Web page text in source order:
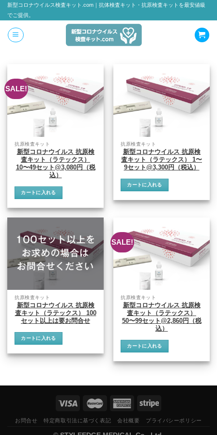
Skip
to
content
新型コロナウイルス検査キット.com｜抗体検査キット・抗原検査キットを最安値級
でご提供。
SALE!
抗原検査キット
新型コロナウイルス 抗原検
査キット（ラテックス）
10〜49セット@3,080円（税
込）
カートに入れる
抗原検査キット
新型コロナウイルス 抗原検
査キット（ラテックス） 1〜
9セット@3,300円（税込）
カートに入れる
抗原検査キット
新型コロナウイルス 抗原検
査キット（ラテックス） 100
セット以上は要お問合せ
カートに入れる
SALE!
抗原検査キット
新型コロナウイルス 抗原検
査キット（ラテックス）
50〜99セット@2,860円（税
込）
カートに入れる
お問合せ 特定商取引法に基づく表記 会社概要 プライバシーポリシー